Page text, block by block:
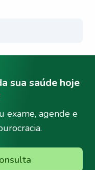
sua saúde hoje
exame, agende e